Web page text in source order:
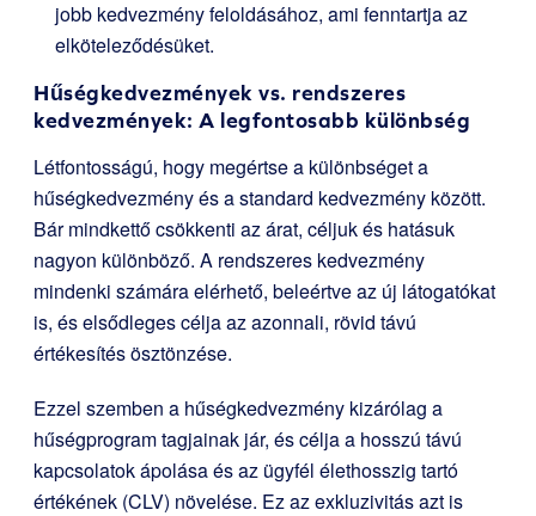
jobb kedvezmény feloldásához, ami fenntartja az
elköteleződésüket.
Hűségkedvezmények vs. rendszeres
kedvezmények: A legfontosabb különbség
Létfontosságú, hogy megértse a különbséget a
hűségkedvezmény és a standard kedvezmény között.
Bár mindkettő csökkenti az árat, céljuk és hatásuk
nagyon különböző. A rendszeres kedvezmény
mindenki számára elérhető, beleértve az új látogatókat
is, és elsődleges célja az azonnali, rövid távú
értékesítés ösztönzése.
Ezzel szemben a hűségkedvezmény kizárólag a
hűségprogram tagjainak jár, és célja a hosszú távú
kapcsolatok ápolása és az ügyfél élethosszig tartó
értékének (CLV) növelése. Ez az exkluzivitás azt is